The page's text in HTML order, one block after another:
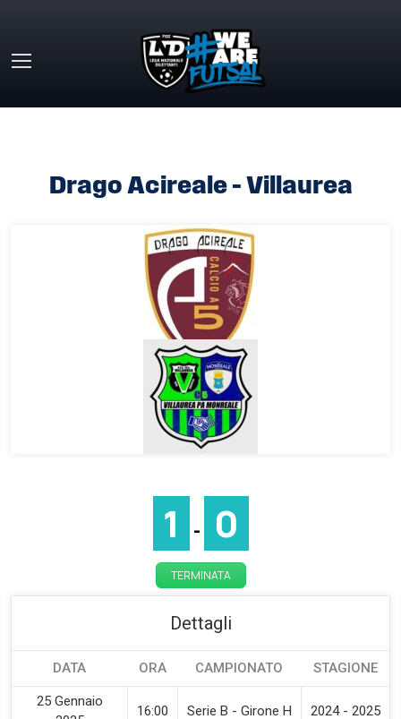
Drago Acireale – Villaurea
1 - 0
TERMINATA
Dettagli
DATA ORA CAMPIONATO STAGIONE
25 Gennaio
16:00 Serie B - Girone H 2024 - 2025